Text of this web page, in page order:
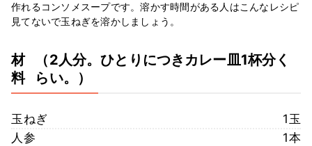
作れるコンソメスープです。溶かす時間がある人はこんなレシピ
見てないで玉ねぎを溶かしましょう。
材
料
（2人分。ひとりにつきカレー皿1杯分く
らい。）
玉ねぎ
1玉
人参
1本